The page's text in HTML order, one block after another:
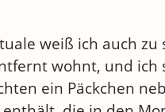
weiß ich auch zu
wohnt, und ich
ein Päckchen